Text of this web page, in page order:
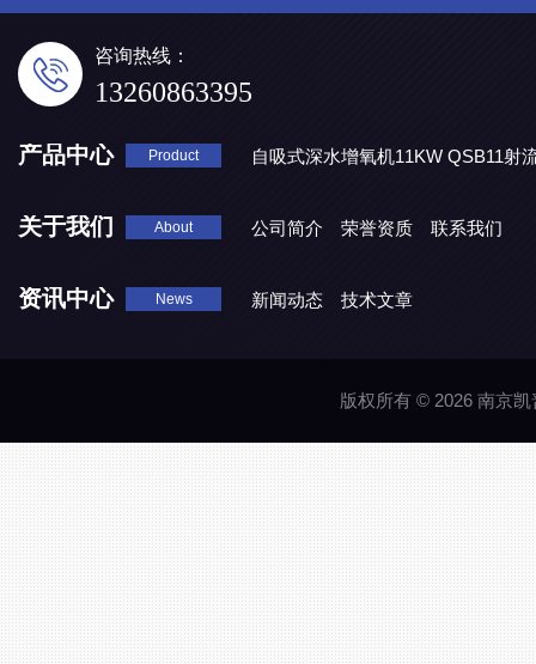
咨询热线：
13260863395
产品中心 Product
自吸式深水增氧机11KW QSB11射
关于我们 About 公司简介 荣誉资质 联系我们
资讯中心 News 新闻动态 技术文章
版权所有 © 2026 南京